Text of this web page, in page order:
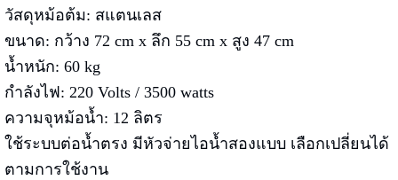
วัสดุหม้อต้ม: สแตนเลส
ขนาด: กว้าง 72 cm x ลึก 55 cm x สูง 47 cm
น้ำหนัก: 60 kg
กำลังไฟ: 220 Volts / 3500 watts
ความจุหม้อน้ำ: 12 ลิตร
ใช้ระบบต่อน้ำตรง มีหัวจ่ายไอน้ำสองแบบ เลือกเปลี่ยนได้
ตามการใช้งาน